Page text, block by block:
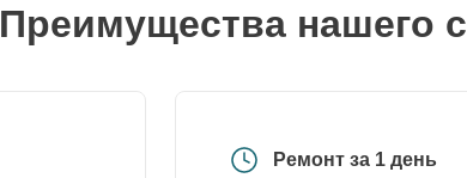
Преимущества нашего
Ремонт за 1 день